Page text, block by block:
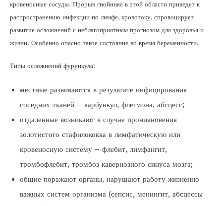
кровеносные сосуды. Прорыв гнойника в этой области приведет к
распространению инфекции по лимфе, кровотоку, спровоцирует
развитие осложнений с неблагоприятным прогнозом для здоровья и
жизни. Особенно опасно такое состояние во время беременности.
Типы осложнений фурункула:
местные развиваются в результате инфицирования
соседних тканей – карбункул, флегмона, абсцесс;
отдаленные возникают в случае проникновения
золотистого стафилококка в лимфатическую или
кровеносную систему – флебит, лимфангит,
тромбофлебит, тромбоз кавернозного синуса мозга;
общие поражают органы, нарушают работу жизненно
важных систем организма (сепсис, менингит, абсцессы